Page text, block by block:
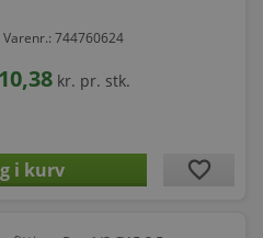
Varenr.: 744760624
10,38 kr. pr. stk.
favorite